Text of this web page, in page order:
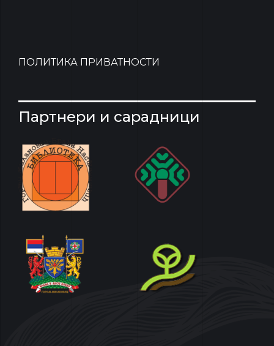
ПОЛИТИКА ПРИВАТНОСТИ
Партнери и сарадници